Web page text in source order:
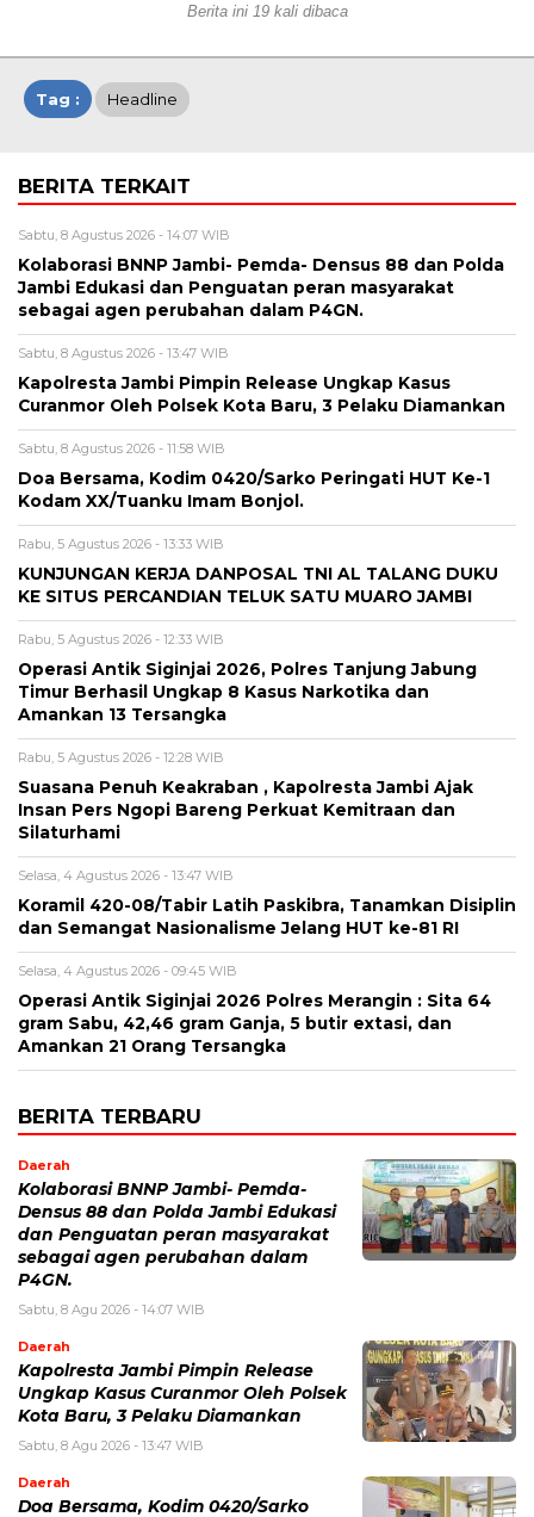
Berita ini 19 kali dibaca
Tag : Headline
BERITA TERKAIT
Sabtu, 8 Agustus 2026 - 14:07 WIB
Kolaborasi BNNP Jambi- Pemda- Densus 88 dan Polda
Jambi Edukasi dan Penguatan peran masyarakat
sebagai agen perubahan dalam P4GN.
Sabtu, 8 Agustus 2026 - 13:47 WIB
Kapolresta Jambi Pimpin Release Ungkap Kasus
Curanmor Oleh Polsek Kota Baru, 3 Pelaku Diamankan
Sabtu, 8 Agustus 2026 - 11:58 WIB
Doa Bersama, Kodim 0420/Sarko Peringati HUT Ke-1
Kodam XX/Tuanku Imam Bonjol.
Rabu, 5 Agustus 2026 - 13:33 WIB
KUNJUNGAN KERJA DANPOSAL TNI AL TALANG DUKU
KE SITUS PERCANDIAN TELUK SATU MUARO JAMBI
Rabu, 5 Agustus 2026 - 12:33 WIB
Operasi Antik Siginjai 2026, Polres Tanjung Jabung
Timur Berhasil Ungkap 8 Kasus Narkotika dan
Amankan 13 Tersangka
Rabu, 5 Agustus 2026 - 12:28 WIB
Suasana Penuh Keakraban , Kapolresta Jambi Ajak
Insan Pers Ngopi Bareng Perkuat Kemitraan dan
Silaturhami
Selasa, 4 Agustus 2026 - 13:47 WIB
Koramil 420-08/Tabir Latih Paskibra, Tanamkan Disiplin
dan Semangat Nasionalisme Jelang HUT ke-81 RI
Selasa, 4 Agustus 2026 - 09:45 WIB
Operasi Antik Siginjai 2026 Polres Merangin : Sita 64
gram Sabu, 42,46 gram Ganja, 5 butir extasi, dan
Amankan 21 Orang Tersangka
BERITA TERBARU
Daerah
Kolaborasi BNNP Jambi- Pemda-
Densus 88 dan Polda Jambi Edukasi
dan Penguatan peran masyarakat
sebagai agen perubahan dalam
P4GN.
Sabtu, 8 Agu 2026 - 14:07 WIB
Daerah
Kapolresta Jambi Pimpin Release
Ungkap Kasus Curanmor Oleh Polsek
Kota Baru, 3 Pelaku Diamankan
Sabtu, 8 Agu 2026 - 13:47 WIB
Daerah
Doa Bersama, Kodim 0420/Sarko